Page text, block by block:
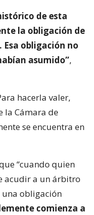
de esta
la obligación de
Esa obligación no
asumido”,
hacerla valer,
la Cámara de
se encuentra en
“cuando quien
acudir a un árbitro
obligación
comienza a